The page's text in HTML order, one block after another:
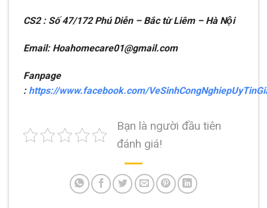
CS2 : Số 47/172 Phú Diễn – Bắc từ Liêm – Hà Nội
Email: Hoahomecare01@gmail.com
Fanpage
:https://www.facebook.com/
Bạn là người đầu tiên
đánh giá!